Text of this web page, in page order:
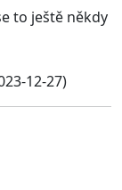
to ještě někdy
12-27)